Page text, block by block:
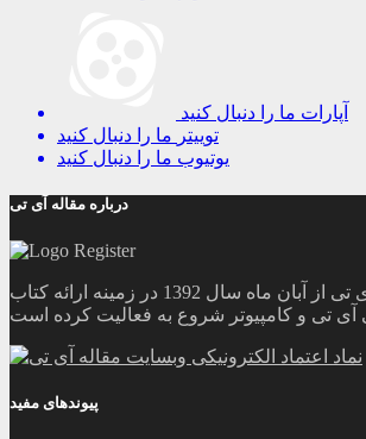
آپارات ما را دنبال کنید
توییتر ما را دنبال کنید
یوتیوب ما را دنبال کنید
درباره مقاله آی تی
وبسایت مقاله آی تی از آبان ماه سال 1392 در زمینه ارائه کتاب
پیوندهای مفید